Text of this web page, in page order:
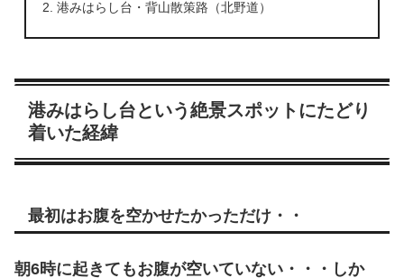
港みはらし台・背山散策路（北野道）
港みはらし台という絶景スポットにたどり
着いた経緯
最初はお腹を空かせたかっただけ・・
朝6時に起きてもお腹が空いていない・・・しか